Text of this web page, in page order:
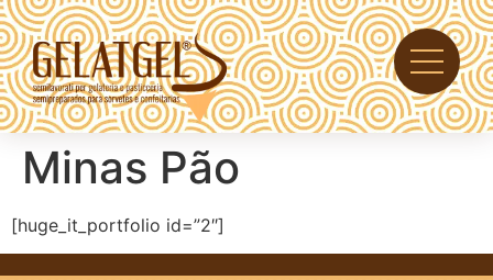
Minas Pão
[huge_it_portfolio id=”2″]